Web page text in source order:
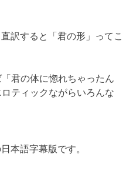
訳すると「君の形」ってこ
君の体に惚れちゃったん
ティックながらいろんな
本語字幕版です。